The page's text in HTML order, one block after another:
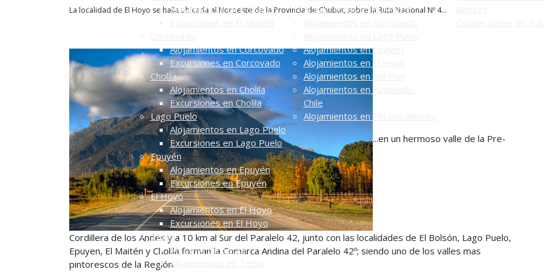
Alojamientos en El Maitén
Alojamientos en Corcovado
Excursiones en Corcovado
Cholila
Alojamientos en Cholila
Excursiones en Cholila
Lago Puelo
Alojamientos en Lago Puelo
Excursiones en Lago Puelo
Epuyén
Alojamientos en Epuyén
Excursiones en Epuyén
El Hoyo
Alojamientos en El Hoyo
Excursiones en El Hoyo
Tecka
Más info de Tecka
Alojamientos en Tecka
Alojamientos en El Maitén
Alojamientos en Epuyén
Alojamientos en El Hoyo
Alojamientos en Río Pico
Alojamientos en Futaleufú -
Chile
Alojamientos en PN Los Alerces
Dónde comer en
La localidad de El Hoyo se halla ubicada al Noroeste de la Provincia de Chubut, sobre la Ruta Nacional Nº 4...
...en un hermoso valle de la Pre-
Cordillera de los Andes y a 10 km al Sur del Paralelo 42, junto con las localidades de El Bolsón, Lago Puelo,
Epuyen, El Maitén y Cholila forman la Comarca Andina del Paralelo 42º; siendo uno de los valles mas
pintorescos de la Región.